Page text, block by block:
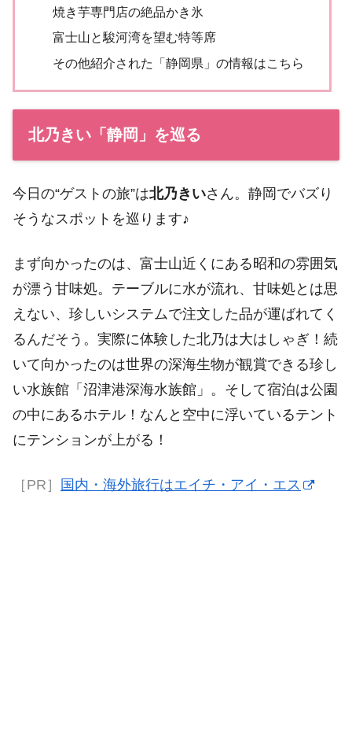
焼き芋専門店の絶品かき氷
富士山と駿河湾を望む特等席
その他紹介された「静岡県」の情報はこちら
北乃きい「静岡」を巡る
今日の“ゲストの旅”は北乃きいさん。静岡でバズり
そうなスポットを巡ります♪
まず向かったのは、富士山近くにある昭和の雰囲気
が漂う甘味処。テーブルに水が流れ、甘味処とは思
えない、珍しいシステムで注文した品が運ばれてく
るんだそう。実際に体験した北乃は大はしゃぎ！続
いて向かったのは世界の深海生物が観賞できる珍し
い水族館「沼津港深海水族館」。そして宿泊は公園
の中にあるホテル！なんと空中に浮いているテント
にテンションが上がる！
［PR］ 国内・海外旅行はエイチ・アイ・エス